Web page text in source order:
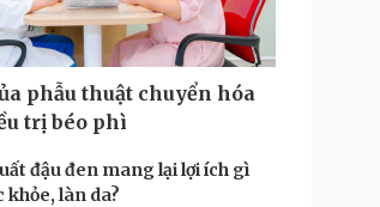
Trải nghiệm
Chuyển đổi số
Podcast
Câu chuyện thời sự
Đọc truyện đêm khuya
Cửa sổ tình yêu
phẫu thuật chuyển hóa
trị béo phì
đậu đen mang lại lợi ích gì
khỏe, làn da?